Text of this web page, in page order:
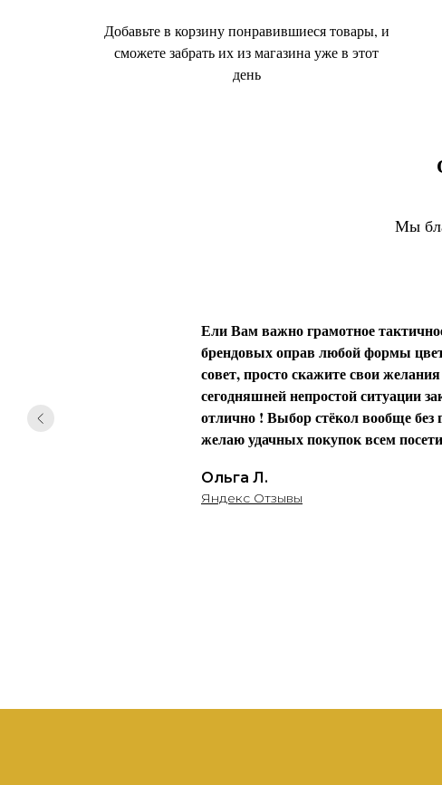
Добавьте в корзину понравившиеся товары, и
сможете забрать их из магазина уже в этот
день
Мы
Ели Вам важно грамотное
брендовых оправ любой формы
совет, просто скажите свои
сегодняшней непростой ситуации
отлично ! Выбор стёкол вообще
желаю удачных покупок всем
Ольга Л.
Яндекс Отзывы